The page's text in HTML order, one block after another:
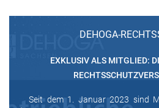
DEHOGA-
EXKLUSIV ALS MITGLIED:
Seit dem 1. Januar 2023 sind